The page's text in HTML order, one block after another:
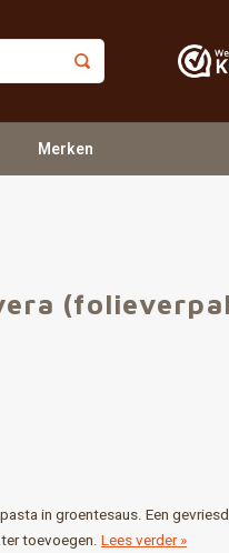
Merken
in groentesaus. Een
toevoegen. Lees verder »